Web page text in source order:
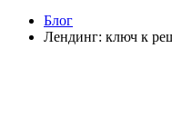
Блог
Лендинг: ключ к